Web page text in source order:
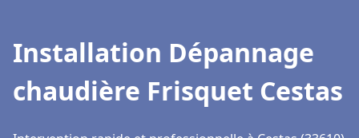
Installation Dépannage
chaudière Frisquet Cestas